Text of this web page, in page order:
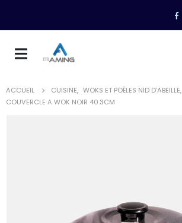
ACCUEIL CUISINE, WOKS ET POÊLES NID D'ABEILLE,
COUVERCLE A WOK NOIR 40.3CM